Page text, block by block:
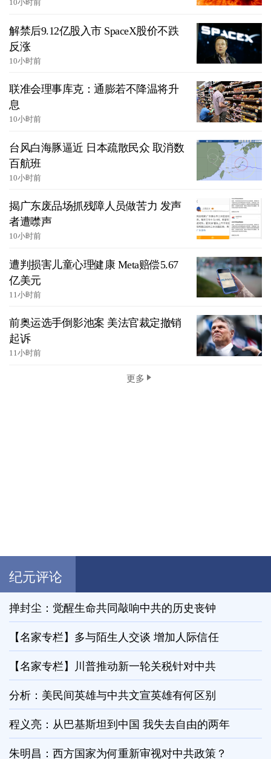
10小时前
解禁后9.12亿股入市 SpaceX股价不跌
反涨
10小时前
联准会理事库克：通膨若不降温将升
息
10小时前
台风白海豚逼近 日本疏散民众 取消数
百航班
10小时前
揭广东废品场抓残障人员做苦力 发声
者遭噤声
10小时前
遭判损害儿童心理健康 Meta赔偿5.67
亿美元
11小时前
前奥运选手倒影池案 美法官裁定撤销
起诉
11小时前
更多
纪元评论
掸封尘：觉醒生命共同敲响中共的历史丧钟
【名家专栏】多与陌生人交谈 增加人际信任
【名家专栏】川普推动新一轮关税针对中共
分析：美民间英雄与中共文宣英雄有何区别
程义亮：从巴基斯坦到中国 我失去自由的两年
朱明昌：西方国家为何重新审视对中共政策？